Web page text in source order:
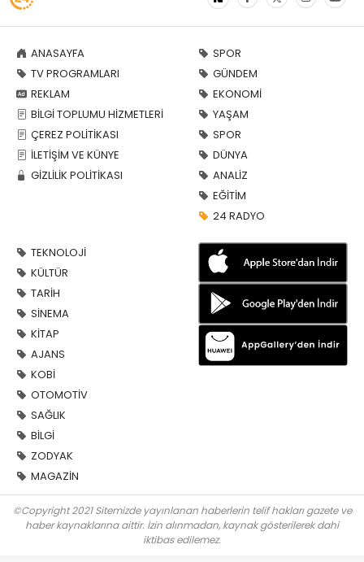
ANASAYFA
TV PROGRAMLARI
REKLAM
BİLGİ TOPLUMU HİZMETLERİ
ÇEREZ POLİTİKASI
İLETİŞİM VE KÜNYE
GİZLİLİK POLİTİKASI
SPOR
GÜNDEM
EKONOMİ
YAŞAM
SPOR
DÜNYA
ANALİZ
EĞİTİM
24 RADYO
TEKNOLOJİ
KÜLTÜR
TARİH
SİNEMA
KİTAP
AJANS
KOBİ
OTOMOTİV
SAĞLIK
BİLGİ
ZODYAK
MAGAZİN
©Copyright 2021 Sitemizde yayınlanan haberlerin telif hakları gazete ve
haber kaynaklarına aittir. İzin alınmadan, kaynak gösterilerek dahi
iktibas edilemez.